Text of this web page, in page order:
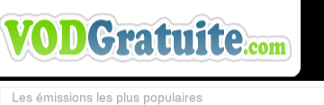
Les émissions les plus populaires